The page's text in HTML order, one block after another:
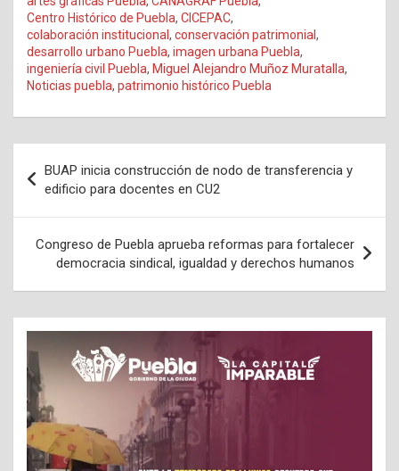
Centro Histórico de Puebla, CICEPAC,
colaboración institucional, conservación patrimonial,
desarrollo urbano Puebla, imagen urbana Puebla,
ingeniería civil Puebla, Miguel Alejandro Muñoz Muratalla,
Noticias puebla, patrimonio histórico Puebla
de
entradas
BUAP inicia construcción de nodo de transferencia y
edificio para docentes en CU2
Congreso de Puebla aprueba reformas para fortalecer
democracia sindical, igualdad y derechos humanos